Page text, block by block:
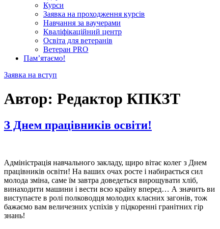
Курси
Заявка на проходження курсів
Навчання за ваучерами
Кваліфікаційний центр
Освіта для ветеранів
Ветеран PRO
Пам’ятаємо!
Заявка на вступ
Автор: Редактор КПКЗТ
З Днем працівників освіти!
Адміністрація навчального закладу, щиро вітає колег з Днем
працівників освіти! На ваших очах росте і набирається сил
молода зміна, саме їм завтра доведеться вирощувати хліб,
винаходити машини і вести всю країну вперед… А значить ви
виступаєте в ролі полководця молодих класних загонів, тож
бажаємо вам величезних успіхів у підкоренні гранітних гір
знань!